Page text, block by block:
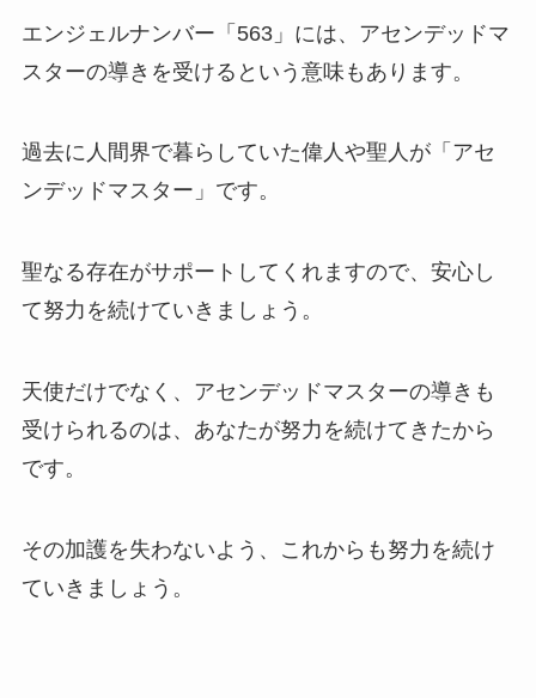
エンジェルナンバー「563」には、アセンデッドマ
スターの導きを受けるという意味もあります。
過去に人間界で暮らしていた偉人や聖人が「アセ
ンデッドマスター」です。
聖なる存在がサポートしてくれますので、安心し
て努力を続けていきましょう。
天使だけでなく、アセンデッドマスターの導きも
受けられるのは、あなたが努力を続けてきたから
です。
その加護を失わないよう、これからも努力を続け
ていきましょう。